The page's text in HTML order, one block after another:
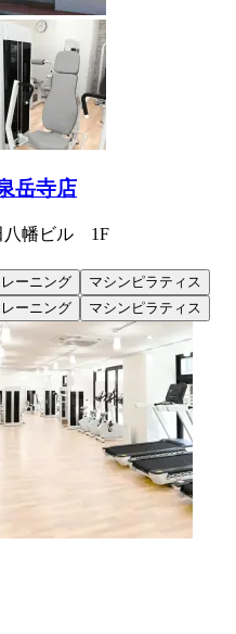
岳寺店
八幡ビル 1F
ーニング
マシンピラティス
ーニング マシンピラティス